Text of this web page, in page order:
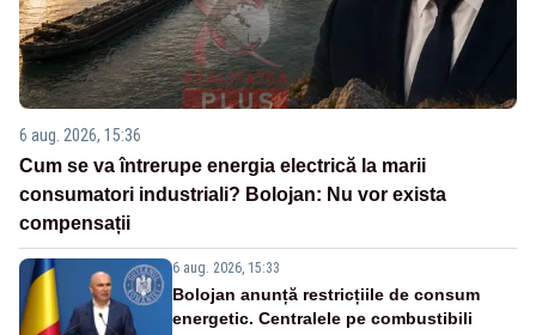
6 aug. 2026, 15:36
Cum se va întrerupe energia electrică la marii
consumatori industriali? Bolojan: Nu vor exista
compensații
6 aug. 2026, 15:33
Bolojan anunță restricțiile de consum
energetic. Centralele pe combustibili